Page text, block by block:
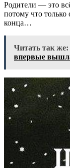
Родители — это
потому что только
конца…
Читать так же:
впервые вышла